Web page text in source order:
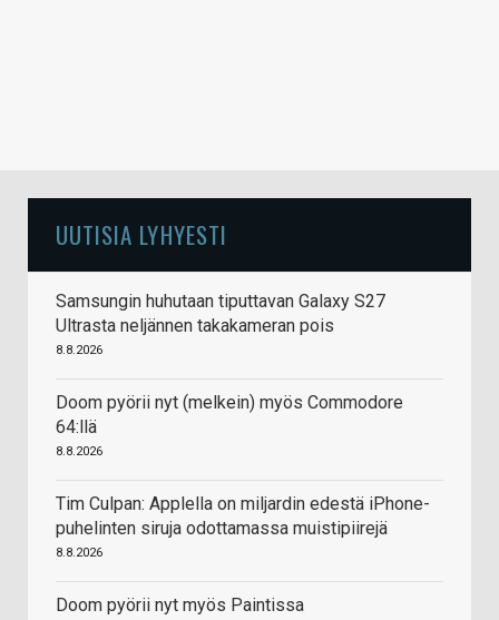
UUTISIA LYHYESTI
Samsungin huhutaan tiputtavan Galaxy S27
Ultrasta neljännen takakameran pois
8.8.2026
Doom pyörii nyt (melkein) myös Commodore
64:llä
8.8.2026
Tim Culpan: Applella on miljardin edestä iPhone-
puhelinten siruja odottamassa muistipiirejä
8.8.2026
Doom pyörii nyt myös Paintissa